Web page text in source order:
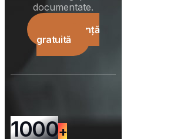
documentate.
Consultanță
gratuită
1000+